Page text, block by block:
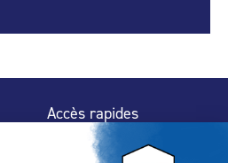
Accès rapides
Espace Presse